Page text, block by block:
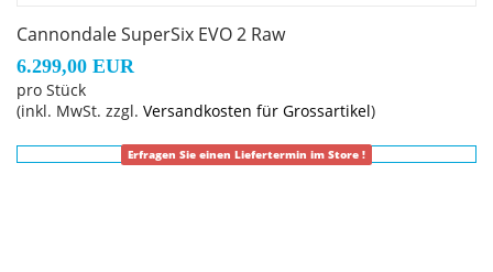
Cannondale SuperSix EVO 2 Raw
6.299,00 EUR
pro Stück
(inkl. MwSt. zzgl. Versandkosten für Grossartikel)
Erfragen Sie einen Liefertermin im Store !